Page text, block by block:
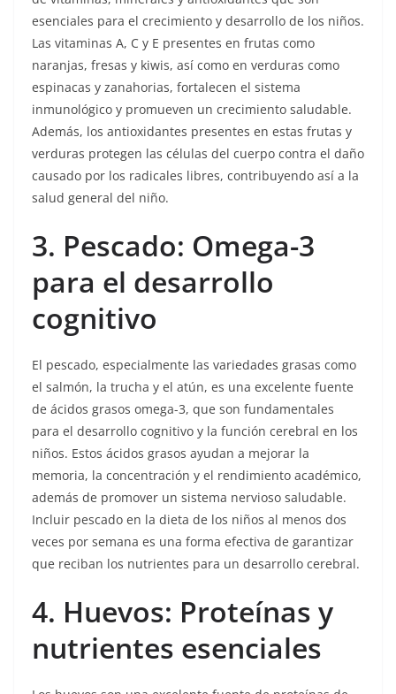
esenciales para el crecimiento y desarrollo de los niños.
Las vitaminas A, C y E presentes en frutas como
naranjas, fresas y kiwis, así como en verduras como
espinacas y zanahorias, fortalecen el sistema
inmunológico y promueven un crecimiento saludable.
Además, los antioxidantes presentes en estas frutas y
verduras protegen las células del cuerpo contra el daño
causado por los radicales libres, contribuyendo así a la
salud general del niño.
3. Pescado: Omega-3
para el desarrollo
cognitivo
El pescado, especialmente las variedades grasas como
el salmón, la trucha y el atún, es una excelente fuente
de ácidos grasos omega-3, que son fundamentales
para el desarrollo cognitivo y la función cerebral en los
niños. Estos ácidos grasos ayudan a mejorar la
memoria, la concentración y el rendimiento académico,
además de promover un sistema nervioso saludable.
Incluir pescado en la dieta de los niños al menos dos
veces por semana es una forma efectiva de garantizar
que reciban los nutrientes para un desarrollo cerebral.
4. Huevos: Proteínas y
nutrientes esenciales